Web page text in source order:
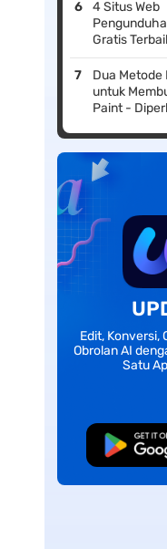
4 Situs Web
Gratis
Dapat
Dua Metode
untuk
Paint -
Edit, Konversi,
Obrolan AI
Satu
Unduh